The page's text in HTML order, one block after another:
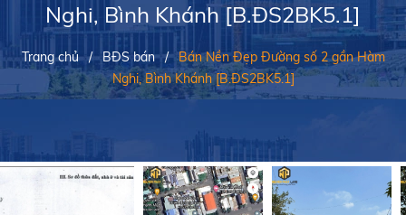
Nghi, Bình Khánh [B.ĐS2BK5.1]
Trang chủ / BĐS bán / Bán Nền Đẹp Đường số 2 gần Hàm
Nghi, Bình Khánh [B.ĐS2BK5.1]